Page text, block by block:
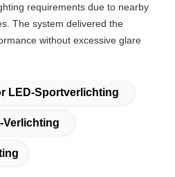
requirements due to nearby
The system delivered the
without excessive glare
LED-Sportverlichting
Verlichting